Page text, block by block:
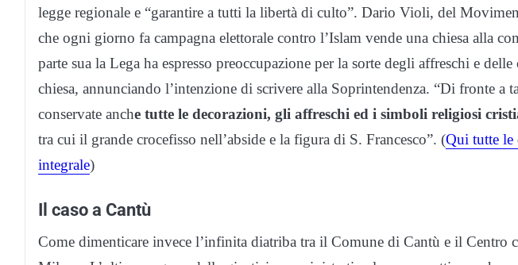
legge regionale e “garantire a tutti la libertà di culto”. Dario Violi, del
che ogni giorno fa campagna elettorale contro l’Islam vende una chiesa alla
parte sua la Lega ha espresso preoccupazione per la sorte degli affreschi e delle
chiesa, annunciando l’intenzione di scrivere alla Soprintendenza. “Di fronte a
conservate anche tutte le decorazioni, gli affreschi ed i simboli religiosi
tra cui il grande crocefisso nell’abside e la figura di S. Francesco”. (Qui tutte le
integrale)
Il caso a Cantù
Come dimenticare invece l’infinita diatriba tra il Comune di Cantù e il Centro